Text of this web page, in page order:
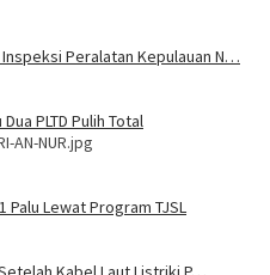
Inspeksi Peralatan Kepulauan N…
PLTD Pulih Total
AN-NUR.jpg
Palu Lewat Program TJSL